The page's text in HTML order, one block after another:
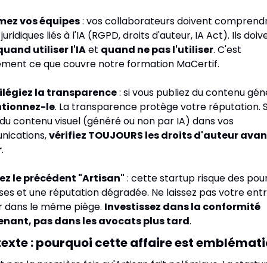
vos équipes : vos collaborateurs doivent
liés à l'IA (RGPD, droits d'auteur, IA Act). Ils
utiliser l'IA et quand ne pas l'utiliser. C'est
ce que couvre notre formation MaCertif.
la transparence : si vous publiez du contenu
le. La transparence protège votre réputation.
contenu visuel (généré ou non par IA) dans vos
vérifiez TOUJOURS les droits d'auteur
.
le précédent "Artisan" : cette startup risque des
et une réputation dégradée. Ne laissez pas votre
le même piège. Investissez dans la conformité
pas dans les avocats plus tard.
: pourquoi cette affaire est